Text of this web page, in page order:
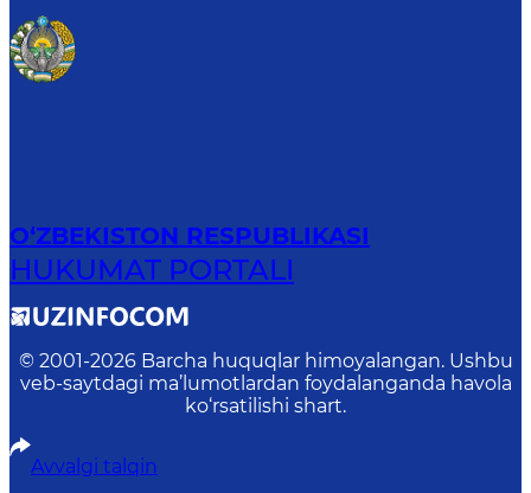
O‘ZBEKISTON RESPUBLIKASI
HUKUMAT PORTALI
© 2001-2026 Barcha huquqlar himoyalangan. Ushbu
veb-saytdagi ma’lumotlardan foydalanganda havola
ko‘rsatilishi shart.
Avvalgi talqin